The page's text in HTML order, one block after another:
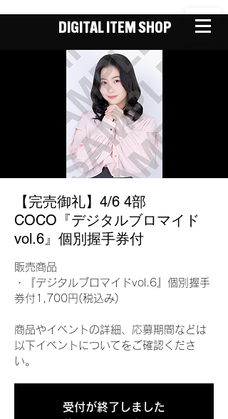
DIGITAL ITEM SHOP
【完売御礼】4/6 4部
COCO『デジタルブロマイド
vol.6』個別握手券付
販売商品
・『デジタルブロマイドvol.6』個別握手
券付1,700円(税込み)
商品やイベントの詳細、応募期間などは
以下イベントについてをご確認くださ
い。
受付が終了しました